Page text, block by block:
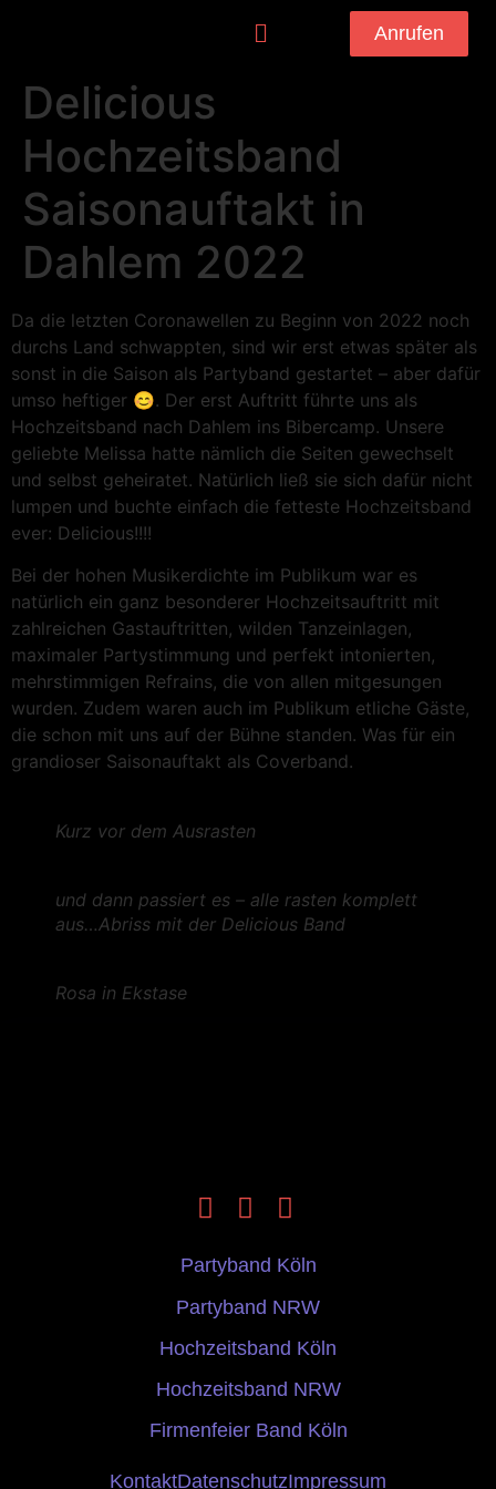
Anrufen
Delicious
Hochzeitsband
Saisonauftakt in
Dahlem 2022
Da die letzten Coronawellen zu Beginn von 2022 noch
durchs Land schwappten, sind wir erst etwas später als
sonst in die Saison als Partyband gestartet – aber dafür
umso heftiger 😊. Der erst Auftritt führte uns als
Hochzeitsband nach Dahlem ins Bibercamp. Unsere
geliebte Melissa hatte nämlich die Seiten gewechselt
und selbst geheiratet. Natürlich ließ sie sich dafür nicht
lumpen und buchte einfach die fetteste Hochzeitsband
ever: Delicious!!!!
Bei der hohen Musikerdichte im Publikum war es
natürlich ein ganz besonderer Hochzeitsauftritt mit
zahlreichen Gastauftritten, wilden Tanzeinlagen,
maximaler Partystimmung und perfekt intonierten,
mehrstimmigen Refrains, die von allen mitgesungen
wurden. Zudem waren auch im Publikum etliche Gäste,
die schon mit uns auf der Bühne standen. Was für ein
grandioser Saisonauftakt als Coverband.
Kurz vor dem Ausrasten
und dann passiert es – alle rasten komplett
aus…Abriss mit der Delicious Band
Rosa in Ekstase
Partyband Köln
Partyband NRW
Hochzeitsband Köln
Hochzeitsband NRW
Firmenfeier Band Köln
KontaktDatenschutzImpressum